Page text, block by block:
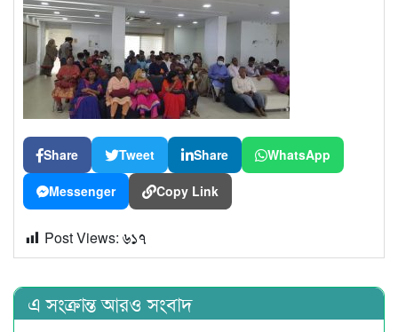
Share Tweet Share WhatsApp
Messenger Copy Link
Post Views: ৬১৭
এ সংক্রান্ত আরও সংবাদ